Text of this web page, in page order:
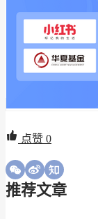
点赞 0
推荐文章